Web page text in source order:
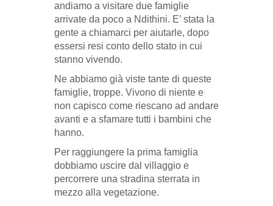
andiamo a visitare due famiglie
arrivate da poco a Ndithini. E’ stata la
gente a chiamarci per aiutarle, dopo
essersi resi conto dello stato in cui
stanno vivendo.
Ne abbiamo già viste tante di queste
famiglie, troppe. Vivono di niente e
non capisco come riescano ad andare
avanti e a sfamare tutti i bambini che
hanno.
Per raggiungere la prima famiglia
dobbiamo uscire dal villaggio e
percorrere una stradina sterrata in
mezzo alla vegetazione.